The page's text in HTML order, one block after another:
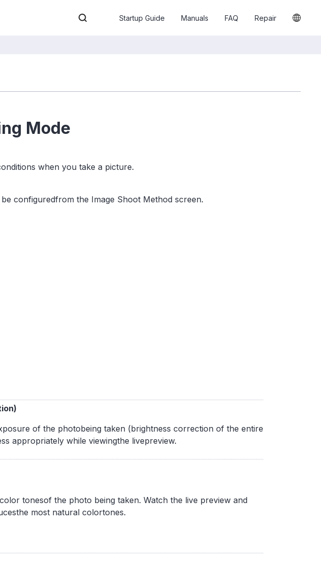
Startup Guide Manuals FAQ Repair
Mode
when you take a picture.
configuredfrom the Image Shoot Method screen.
of the photobeing taken (brightness correction of the entire
appropriately while viewingthe livepreview.
tonesof the photo being taken. Watch the live preview and
most natural colortones.